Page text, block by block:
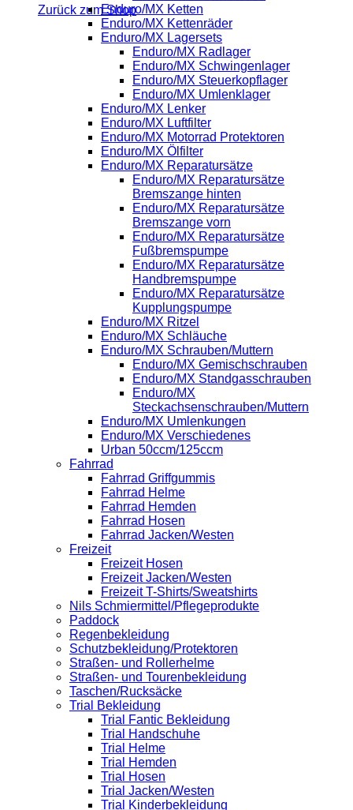
Zurück zum ShopEnduro/MX Ketten
Enduro/MX Kettenräder
Enduro/MX Lagersets
Enduro/MX Radlager
Enduro/MX Schwingenlager
Enduro/MX Steuerkopflager
Enduro/MX Umlenklager
Enduro/MX Lenker
Enduro/MX Luftfilter
Enduro/MX Motorrad Protektoren
Enduro/MX Ölfilter
Enduro/MX Reparatursätze
Enduro/MX Reparatursätze
Bremszange hinten
Enduro/MX Reparatursätze
Bremszange vorn
Enduro/MX Reparatursätze
Fußbremspumpe
Enduro/MX Reparatursätze
Handbremspumpe
Enduro/MX Reparatursätze
Kupplungspumpe
Enduro/MX Ritzel
Enduro/MX Schläuche
Enduro/MX Schrauben/Muttern
Enduro/MX Gemischschrauben
Enduro/MX Standgasschrauben
Enduro/MX
Steckachsenschrauben/Muttern
Enduro/MX Umlenkungen
Enduro/MX Verschiedenes
Urban 50ccm/125ccm
Fahrrad
Fahrrad Griffgummis
Fahrrad Helme
Fahrrad Hemden
Fahrrad Hosen
Fahrrad Jacken/Westen
Freizeit
Freizeit Hosen
Freizeit Jacken/Westen
Freizeit T-Shirts/Sweatshirts
Nils Schmiermittel/Pflegeprodukte
Paddock
Regenbekleidung
Schutzbekleidung/Protektoren
Straßen- und Rollerhelme
Straßen- und Tourenbekleidung
Taschen/Rucksäcke
Trial Bekleidung
Trial Fantic Bekleidung
Trial Handschuhe
Trial Helme
Trial Hemden
Trial Hosen
Trial Jacken/Westen
Trial Kinderbekleidung